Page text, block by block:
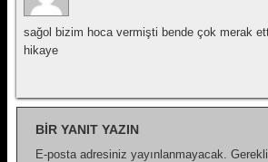
sağol bizim hoca vermişti bende çok merak
hikaye
BIR YANIT YAZIN
E-posta adresiniz yayınlanmayacak.